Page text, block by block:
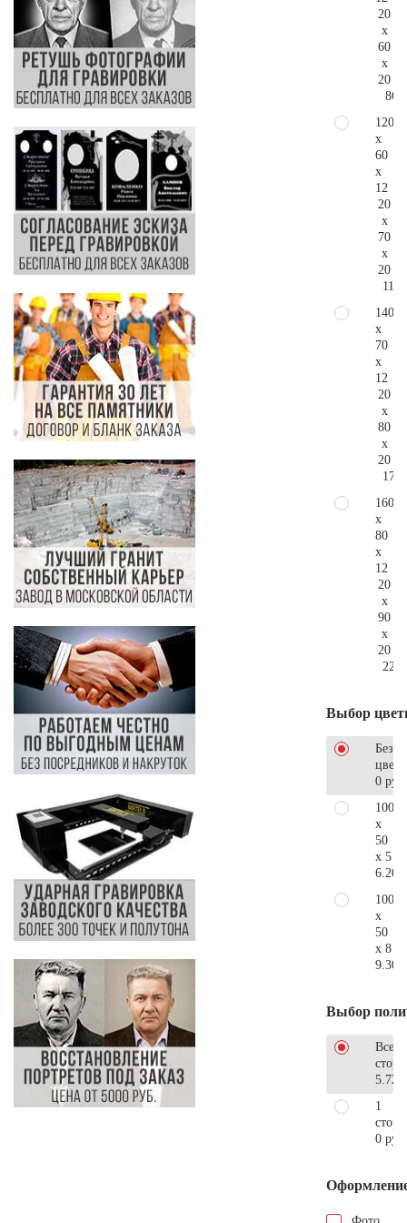
20
x
60
x
20
120
x
60
x
12
20
x
70
x
20
140
x
70
x
12
20
x
80
x
20
160
x
80
x
12
20
x
90
x
20
Выбор
Без
0 руб.
100
x
50
x 5
100
x
50
x 8
Выбор
Все
1
0 руб.